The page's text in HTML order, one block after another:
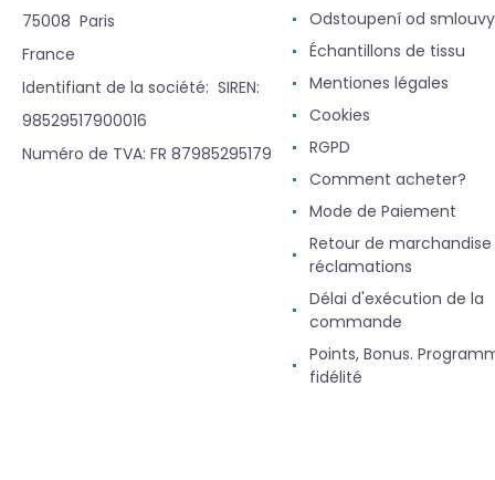
75008 Paris
France
Identifiant de la société: SIREN:
98529517900016
Numéro de TVA: FR 87985295179
Odstoupení od smlouvy
Échantillons de tissu
Mentiones légales
Cookies
RGPD
Comment acheter?
Mode de Paiement
Retour de
réclamations
Délai d'exécution de la
commande
Points, Bonus.
fidélité